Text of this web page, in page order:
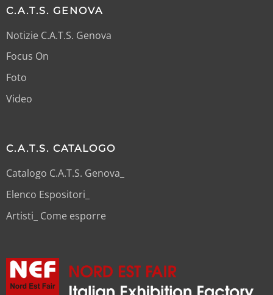
C.A.T.S. GENOVA
Notizie C.A.T.S. Genova
Focus On
Foto
Video
C.A.T.S. CATALOGO
Catalogo C.A.T.S. Genova_
Elenco Espositori_
Artisti_ Come esporre